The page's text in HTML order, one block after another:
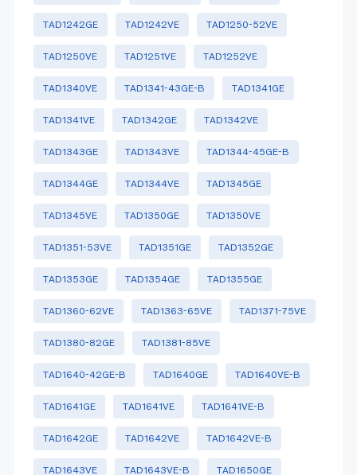
TAD1242GE TAD1242VE TAD1250-52VE
TAD1250VE TAD1251VE TAD1252VE
TAD1340VE TAD1341-43GE-B TAD1341GE
TAD1341VE TAD1342GE TAD1342VE
TAD1343GE TAD1343VE TAD1344-45GE-B
TAD1344GE TAD1344VE TAD1345GE
TAD1345VE TAD1350GE TAD1350VE
TAD1351-53VE TAD1351GE TAD1352GE
TAD1353GE TAD1354GE TAD1355GE
TAD1360-62VE TAD1363-65VE TAD1371-75VE
TAD1380-82GE TAD1381-85VE
TAD1640-42GE-B TAD1640GE TAD1640VE-B
TAD1641GE TAD1641VE TAD1641VE-B
TAD1642GE TAD1642VE TAD1642VE-B
TAD1643VE TAD1643VE-B TAD1650GE